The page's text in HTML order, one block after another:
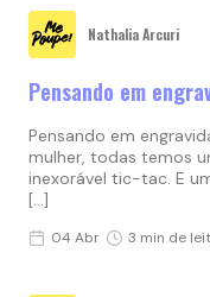
Nathalia Arcuri
Pensando em
Pensando em
mulher, todas temos
inexorável tic-tac. E
[…]
04 Abr 3 min de